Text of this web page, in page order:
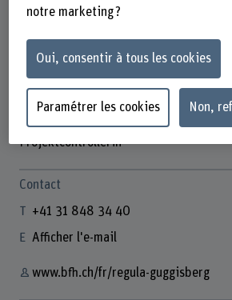
Regula Guggisberg
Projektcontrollerin
Contact
+41 31 848 34 40
Afficher l'e-mail
www.bfh.ch/fr/regula-guggisberg
notre marketing ?
Oui, consentir à tous les cookies
Paramétrer les cookies Non,